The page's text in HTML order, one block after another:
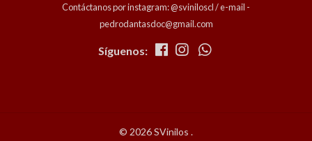
Contáctanos por instagram: @sviniloscl / e-mail -
pedrodantasdoc@gmail.com
Síguenos:
© 2026 SVinilos .